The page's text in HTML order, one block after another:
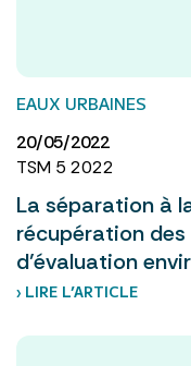
EAUX URBAINES
20/05/2022
TSM 5 2022
La séparation à
récupération
d’évaluation
› LIRE L’ARTICLE